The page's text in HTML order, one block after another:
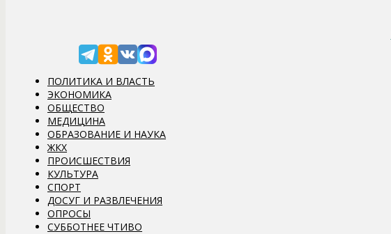
ПОЛИТИКА И ВЛАСТЬ
ЭКОНОМИКА
ОБЩЕСТВО
МЕДИЦИНА
ОБРАЗОВАНИЕ И НАУКА
ЖКХ
ПРОИСШЕСТВИЯ
КУЛЬТУРА
СПОРТ
ДОСУГ И РАЗВЛЕЧЕНИЯ
ОПРОСЫ
СУББОТНЕЕ ЧТИВО